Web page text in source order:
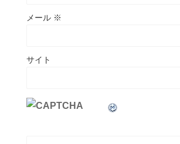
メール ※
サイト